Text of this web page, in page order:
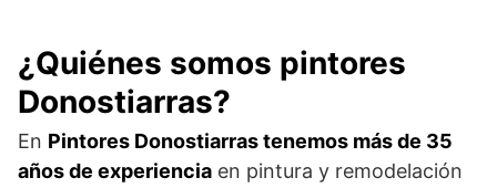
¿Quiénes somos pintores
Donostiarras?
En Pintores Donostiarras tenemos más de 35
años de experiencia en pintura y remodelación